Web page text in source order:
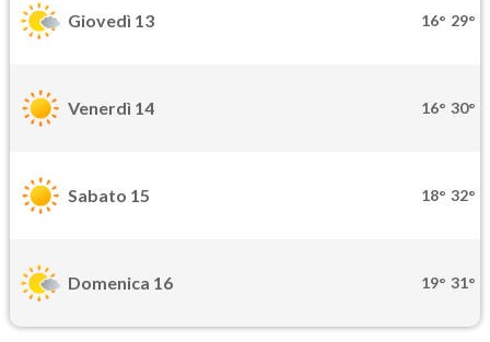
Giovedì 13 16° 29°
Venerdì 14 16° 30°
Sabato 15 18° 32°
Domenica 16 19° 31°